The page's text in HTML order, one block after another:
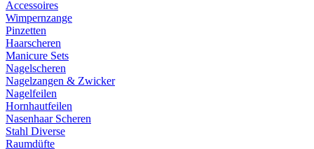
Accessoires
Wimpernzange
Pinzetten
Haarscheren
Manicure Sets
Nagelscheren
Nagelzangen & Zwicker
Nagelfeilen
Hornhautfeilen
Nasenhaar Scheren
Stahl Diverse
Raumdüfte